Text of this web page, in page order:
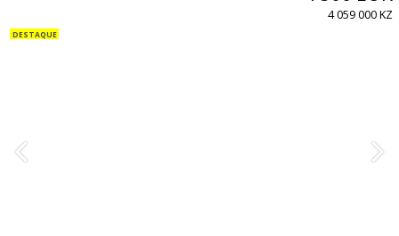
4 059 000 KZ